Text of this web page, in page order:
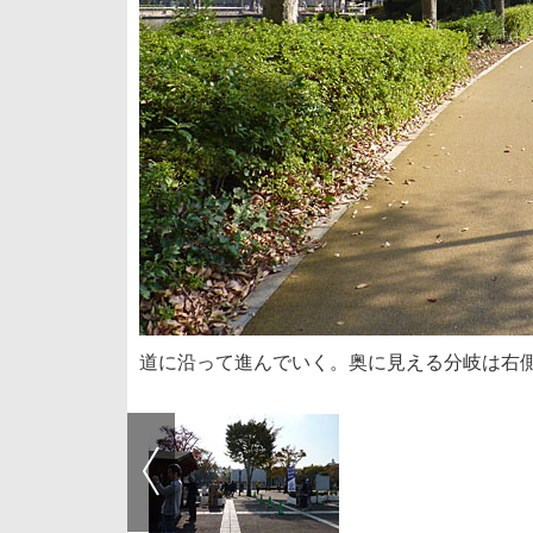
道に沿って進んでいく。奥に見える分岐は右